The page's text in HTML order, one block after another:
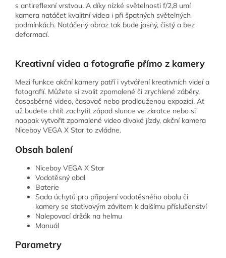
s antireflexní vrstvou. A díky nízké světelnosti f/2,8 umí
kamera natáčet kvalitní videa i při špatných světelných
podmínkách. Natáčený obraz tak bude jasný, čistý a bez
deformací.
Kreativní videa a fotografie přímo z kamery
Mezi funkce akční kamery patří i vytváření kreativních videí a
fotografií. Můžete si zvolit zpomalené či zrychlené záběry,
časosběrné video, časovač nebo prodlouženou expozici. Ať
už budete chtít zachytit západ slunce ve zkratce nebo si
naopak vytvořit zpomalené video divoké jízdy, akční kamera
Niceboy VEGA X Star to zvládne.
Obsah balení
Niceboy VEGA X Star
Vodotěsný obal
Baterie
Sada úchytů pro připojení vodotěsného obalu či
kamery se stativovým závitem k dalšímu příslušenství
Nalepovací držák na helmu
Manuál
Parametry